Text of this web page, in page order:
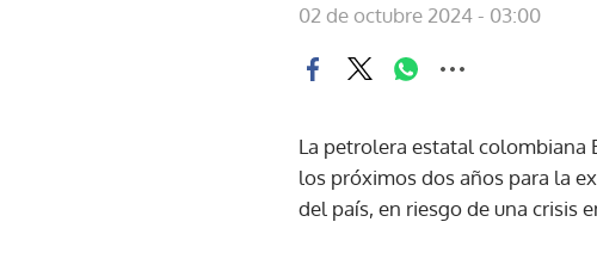
02 de octubre 2024 - 03:00
La petrolera estatal colombiana
los próximos dos años para la
del país, en riesgo de una crisis